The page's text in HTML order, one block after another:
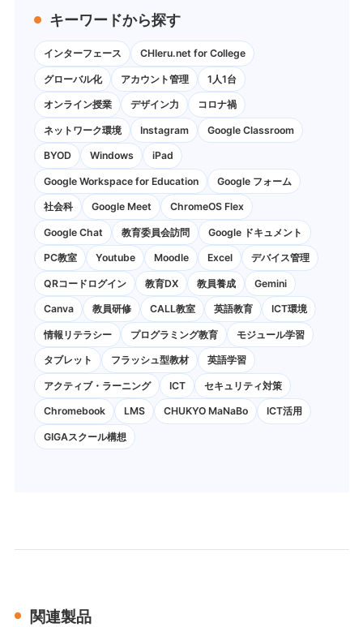
キーワードから探す
インターフェース CHIeru.net for College
グローバル化 アカウント管理 1人1台
オンライン授業 デザイン力 コロナ禍
ネットワーク環境 Instagram Google Classroom
BYOD Windows iPad
Google Workspace for Education Google フォーム
社会科 Google Meet ChromeOS Flex
Google Chat 教育委員会訪問 Google ドキュメント
PC教室 Youtube Moodle Excel デバイス管理
QRコードログイン 教育DX 教員養成 Gemini
Canva 教員研修 CALL教室 英語教育 ICT環境
情報リテラシー プログラミング教育 モジュール学習
タブレット フラッシュ型教材 英語学習
アクティブ・ラーニング ICT セキュリティ対策
Chromebook LMS CHUKYO MaNaBo ICT活用
GIGAスクール構想
関連製品